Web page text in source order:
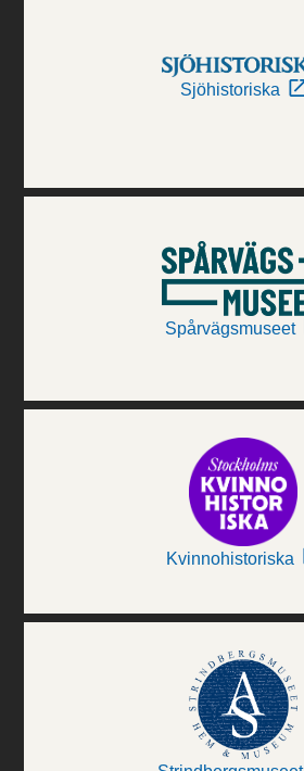
Sjöhistoriska
Spårvägsmuseet
Kvinnohistoriska